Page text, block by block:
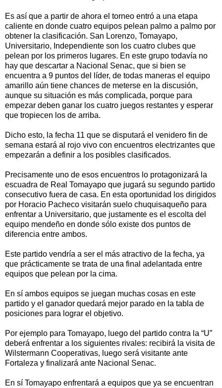
Es así que a partir de ahora el torneo entró a una etapa
caliente en donde cuatro equipos pelean palmo a palmo por
obtener la clasificación. San Lorenzo, Tomayapo,
Universitario, Independiente son los cuatro clubes que
pelean por los primeros lugares. En este grupo todavía no
hay que descartar a Nacional Senac, que si bien se
encuentra a 9 puntos del líder, de todas maneras el equipo
amarillo aún tiene chances de meterse en la discusión,
aunque su situación es más complicada, porque para
empezar deben ganar los cuatro juegos restantes y esperar
que tropiecen los de arriba.
Dicho esto, la fecha 11 que se disputará el venidero fin de
semana estará al rojo vivo con encuentros electrizantes que
empezarán a definir a los posibles clasificados.
Precisamente uno de esos encuentros lo protagonizará la
escuadra de Real Tomayapo que jugará su segundo partido
consecutivo fuera de casa. En esta oportunidad los dirigidos
por Horacio Pacheco visitarán suelo chuquisaqueño para
enfrentar a Universitario, que justamente es el escolta del
equipo mendeño en donde sólo existe dos puntos de
diferencia entre ambos.
Este partido vendría a ser el más atractivo de la fecha, ya
que prácticamente se trata de una final adelantada entre
equipos que pelean por la cima.
En sí ambos equipos se juegan muchas cosas en este
partido y el ganador quedará mejor parado en la tabla de
posiciones para lograr el objetivo.
Por ejemplo para Tomayapo, luego del partido contra la “U”
deberá enfrentar a los siguientes rivales: recibirá la visita de
Wilstermann Cooperativas, luego será visitante ante
Fortaleza y finalizará ante Nacional Senac.
En sí Tomayapo enfrentará a equipos que ya se encuentran